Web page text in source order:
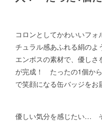
コロンとしてかわいいフ
チュラル感あふれる絹の
エンボスの素材で、優し
が完成！ たったの1個か
で笑顔になる缶バッジをお
優しい気分を感じたい…